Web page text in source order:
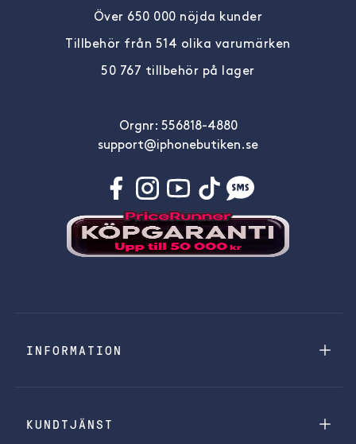
Över 650 000 nöjda kunder
Tillbehör från 514 olika varumärken
50 767 tillbehör på lager
Orgnr: 556818-4880
support@iphonebutiken.se
INFORMATION
KUNDTJÄNST